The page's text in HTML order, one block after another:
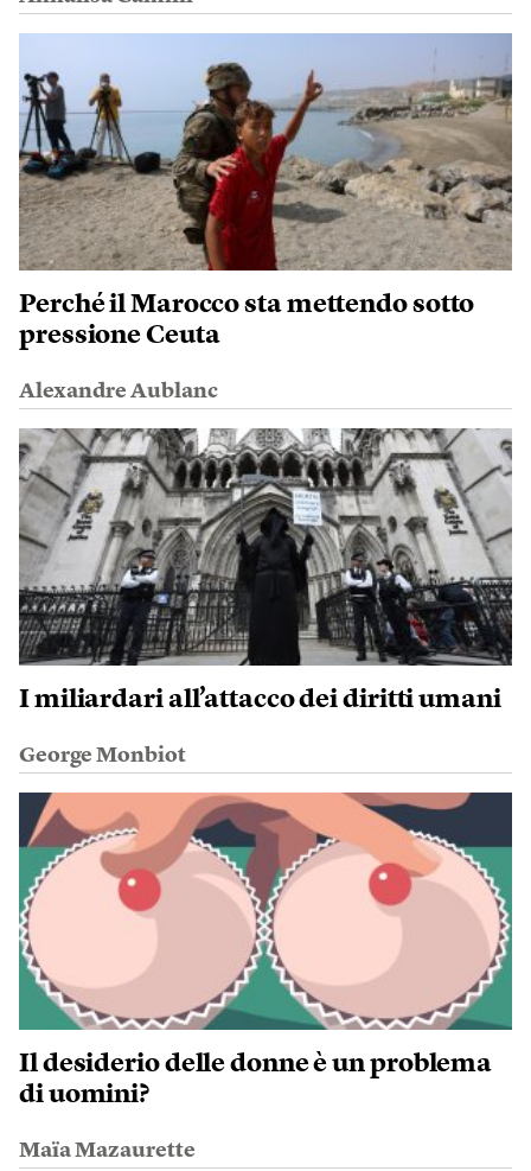
Perché il Marocco sta mettendo sotto
pressione Ceuta
Alexandre Aublanc
I miliardari all’attacco dei diritti umani
George Monbiot
Il desiderio delle donne è un problema
di uomini?
Maïa Mazaurette